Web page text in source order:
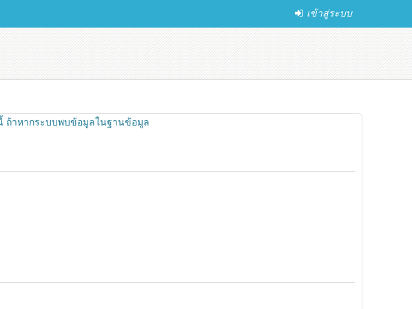
เข้าสู่ระบบ
ถ้าหากระบบพบข้อมูลในฐานข้อมูล